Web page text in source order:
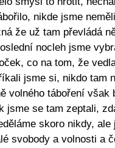
nikde jsme
že už tam převládá
nocleh jsme
co na tom, že
jsme si, nikdo tam
volného táboření však
jsme se tam zeptali,
skoro nikdy,
svobody a volnosti a